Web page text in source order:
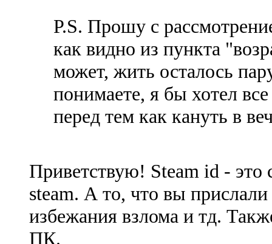
P.S. Прошу с
как видно из пункта
может, жить осталось
понимаете, я бы хотел
перед тем как кануть в
Приветствую! Steam id -
steam. А то, что вы
избежания взлома и тд.
ПК.